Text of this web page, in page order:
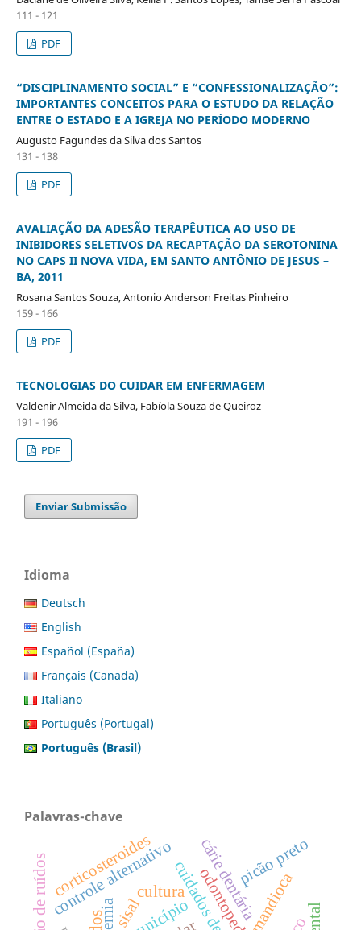
111 - 121
PDF
“DISCIPLINAMENTO SOCIAL” E “CONFESSIONALIZAÇÃO”:
IMPORTANTES CONCEITOS PARA O ESTUDO DA RELAÇÃO
ENTRE O ESTADO E A IGREJA NO PERÍODO MODERNO
Augusto Fagundes da Silva dos Santos
131 - 138
PDF
AVALIAÇÃO DA ADESÃO TERAPÊUTICA AO USO DE
INIBIDORES SELETIVOS DA RECAPTAÇÃO DA SEROTONINA
NO CAPS II NOVA VIDA, EM SANTO ANTÔNIO DE JESUS –
BA, 2011
Rosana Santos Souza, Antonio Anderson Freitas Pinheiro
159 - 166
PDF
TECNOLOGIAS DO CUIDAR EM ENFERMAGEM
Valdenir Almeida da Silva, Fabíola Souza de Queiroz
191 - 196
PDF
Enviar Submissão
Idioma
Deutsch
English
Español (España)
Français (Canada)
Italiano
Português (Portugal)
Português (Brasil)
Palavras-chave
cárie dentáriapicão preto
controle alternativo
corticosteroides
mandioca
cultura
sisal